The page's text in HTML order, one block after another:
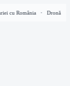
cu România Dronă cu